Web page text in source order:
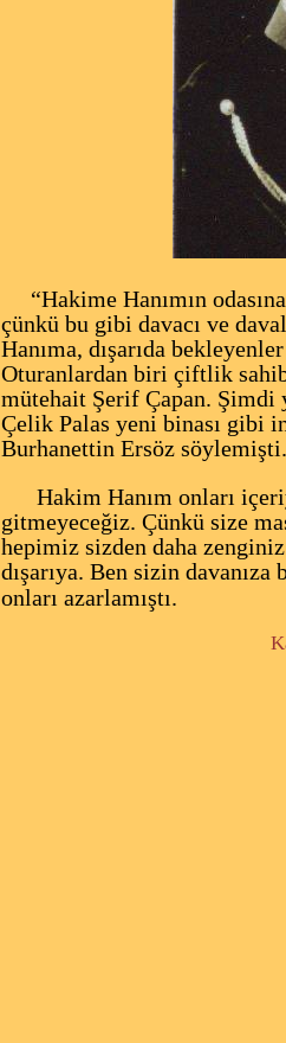
“Hakime Hanımın
çünkü bu gibi davacı ve
Hanıma, dışarıda
Oturanlardan biri çiftlik
mütehait Şerif Çapan. Şimdi
Çelik Palas yeni binası gibi
Burhanettin Ersöz
Hakim Hanım onları
gitmeyeceğiz. Çünkü size
hepimiz sizden daha
dışarıya. Ben sizin
onları azarlamıştı.
Kaynak: Bir